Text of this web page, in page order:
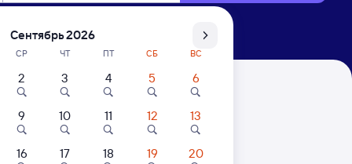
Цены за 1 пассажира
Сентябрь 2026
СР ЧТ ПТ СБ ВС
2 3 4 5 6
9 10 11 12 13
16 17 18 19 20